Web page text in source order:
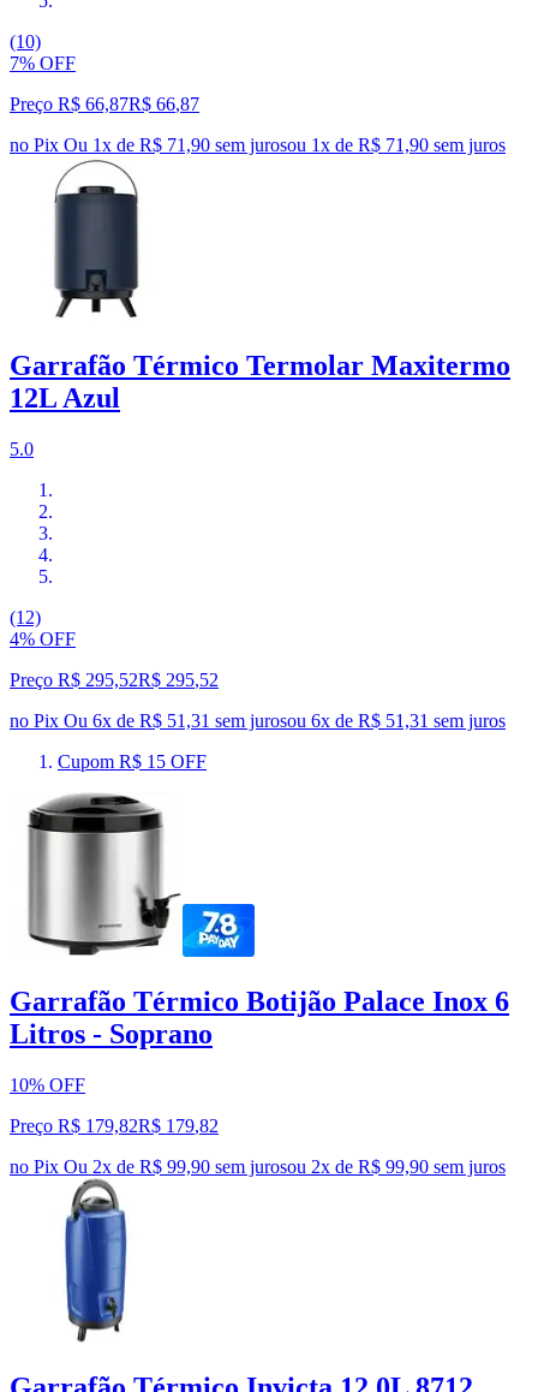
(10)
7% OFF
Preço R$ 66,87R$ 66,87
no Pix Ou 1x de R$ 71,90 sem jurosou 1x de R$ 71,90 sem juros
Garrafão Térmico Termolar Maxitermo
12L Azul
5.0
(12)
4% OFF
Preço R$ 295,52R$ 295,52
no Pix Ou 6x de R$ 51,31 sem jurosou 6x de R$ 51,31 sem juros
Cupom R$ 15 OFF
Garrafão Térmico Botijão Palace Inox 6
Litros - Soprano
10% OFF
Preço R$ 179,82R$ 179,82
no Pix Ou 2x de R$ 99,90 sem jurosou 2x de R$ 99,90 sem juros